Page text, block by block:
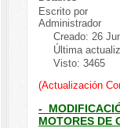
Escrito por
Administrador
Creado: 26
Última
Visto: 3465
(Actualización
-
MOTORES DE